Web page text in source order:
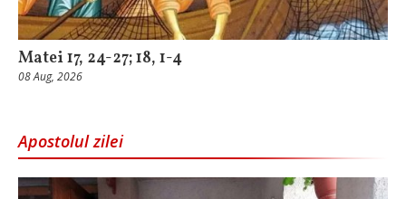
Matei 17, 24-27; 18, 1-4
08 Aug, 2026
Apostolul zilei